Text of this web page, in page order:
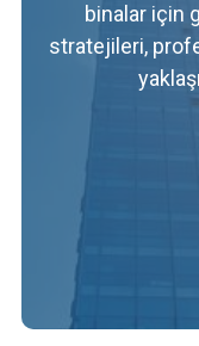
binalar için
stratejileri,